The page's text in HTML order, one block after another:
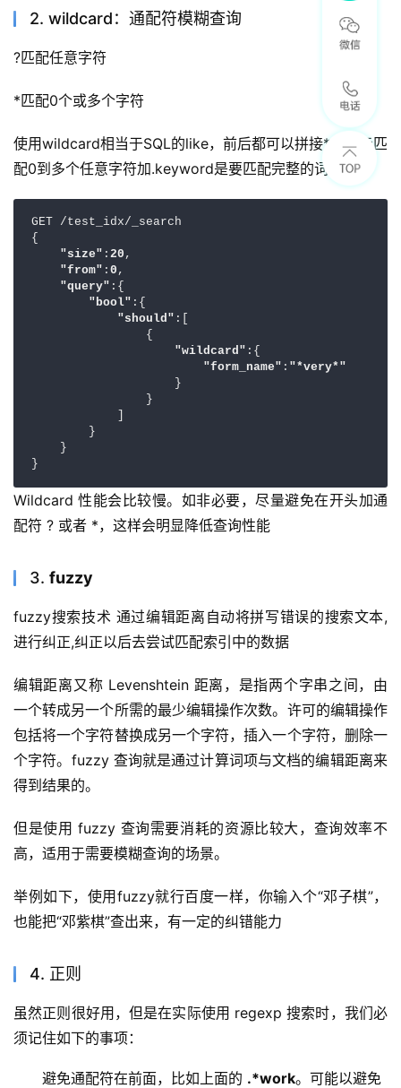
2. wildcard：通配符模糊查询
?匹配任意字符
*匹配0个或多个字符
使用wildcard相当于SQL的like，前后都可以拼接*，表示匹
配0到多个任意字符加.keyword是要匹配完整的词
GET /test_idx/_search
{
"size" : 20 ,
"from" : 0 ,
"query" :{
"bool" :{
"should" :[
"wildcard" :{
"form_name" : "*very*"
}
Wildcard 性能会比较慢。如非必要，尽量避免在开头加通
配符 ? 或者 *，这样会明显降低查询性能
3. fuzzy
fuzzy搜索技术 通过编辑距离自动将拼写错误的搜索文本,
进行纠正,纠正以后去尝试匹配索引中的数据
编辑距离又称 Levenshtein 距离，是指两个字串之间，由
一个转成另一个所需的最少编辑操作次数。许可的编辑操作
包括将一个字符替换成另一个字符，插入一个字符，删除一
个字符。fuzzy 查询就是通过计算词项与文档的编辑距离来
得到结果的。
但是使用 fuzzy 查询需要消耗的资源比较大，查询效率不
高，适用于需要模糊查询的场景。
举例如下，使用fuzzy就行百度一样，你输入个“邓子棋”，
也能把“邓紫棋”查出来，有一定的纠错能力
4. 正则
虽然正则很好用，但是在实际使用 regexp 搜索时，我们必
须记住如下的事项：
避免通配符在前面，比如上面的 .*work。可能以避免